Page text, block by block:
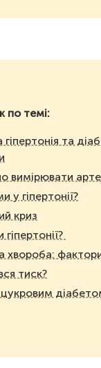
по темі:
гіпертонія та
вимірювати
у гіпертонії?
криз
хвороба:
тиск?
цукровим